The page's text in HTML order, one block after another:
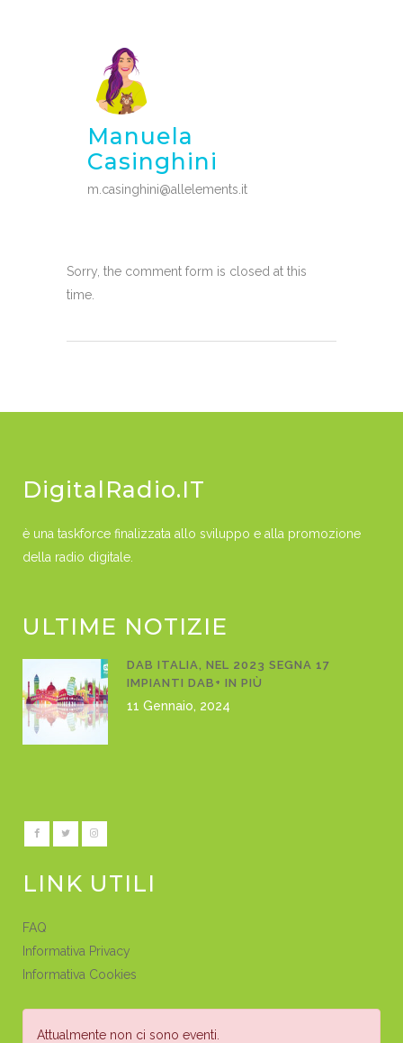
Manuela
Casinghini
m.casinghini@allelements.it
Sorry, the comment form is closed at this
time.
DigitalRadio.IT
è una taskforce finalizzata allo sviluppo e alla promozione
della radio digitale.
ULTIME NOTIZIE
DAB ITALIA, NEL 2023 SEGNA 17
IMPIANTI DAB+ IN PIÙ
11 Gennaio, 2024
LINK UTILI
FAQ
Informativa Privacy
Informativa Cookies
Attualmente non ci sono eventi.